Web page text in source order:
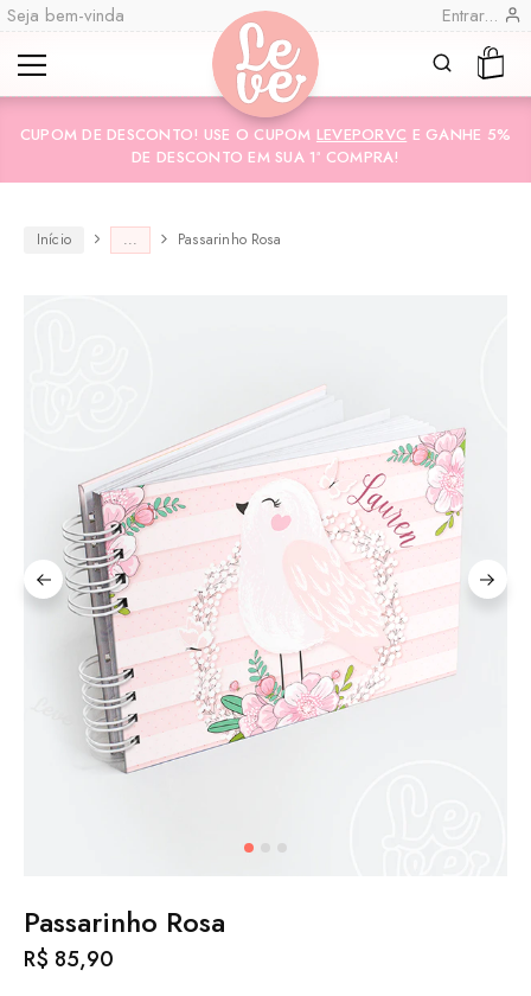
Seja bem-vinda Entrar...
Leve
"por
você"
Lembranças
Especiais
Variedades
Encadernadas
CUPOM DE DESCONTO! USE O CUPOM LEVEPORVC E GANHE 5%
DE DESCONTO EM SUA 1ª COMPRA!
Início ... Passarinho Rosa
Passarinho Rosa
R$ 85,90